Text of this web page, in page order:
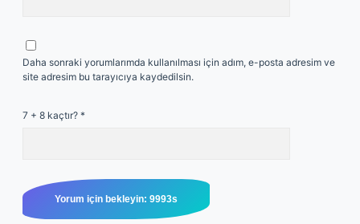
Daha sonraki yorumlarımda kullanılması için adım, e-posta adresim ve
site adresim bu tarayıcıya kaydedilsin.
7 + 8 kaçtır? *